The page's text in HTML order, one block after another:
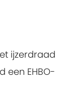
ijzerdraad
een EHBO-